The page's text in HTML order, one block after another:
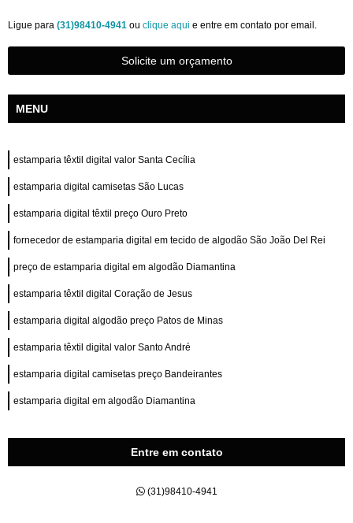
Ligue para (31)98410-4941 ou clique aqui e entre em contato por email.
Solicite um orçamento
MENU
estamparia têxtil digital valor Santa Cecília
estamparia digital camisetas São Lucas
estamparia digital têxtil preço Ouro Preto
fornecedor de estamparia digital em tecido de algodão São João Del Rei
preço de estamparia digital em algodão Diamantina
estamparia têxtil digital Coração de Jesus
estamparia digital algodão preço Patos de Minas
estamparia têxtil digital valor Santo André
estamparia digital camisetas preço Bandeirantes
estamparia digital em algodão Diamantina
Entre em contato
(31)98410-4941